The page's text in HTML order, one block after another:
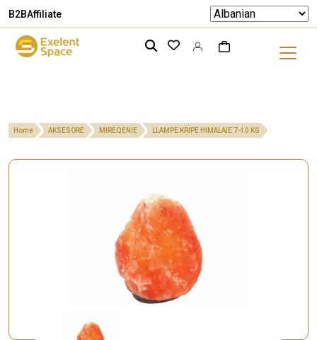
B2BAffiliate
Home AKSESORE MIREQENIE LLAMPE KRIPE HIMALAIE 7-10 KG